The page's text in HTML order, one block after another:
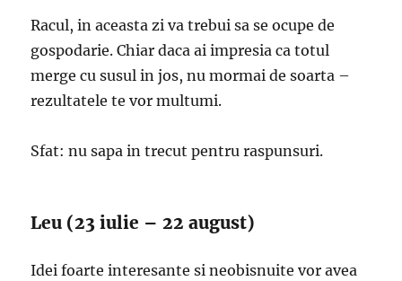
Racul, in aceasta zi va trebui sa se ocupe de
gospodarie. Chiar daca ai impresia ca totul
merge cu susul in jos, nu mormai de soarta –
rezultatele te vor multumi.
Sfat: nu sapa in trecut pentru raspunsuri.
Leu (23 iulie – 22 august)
Idei foarte interesante si neobisnuite vor avea